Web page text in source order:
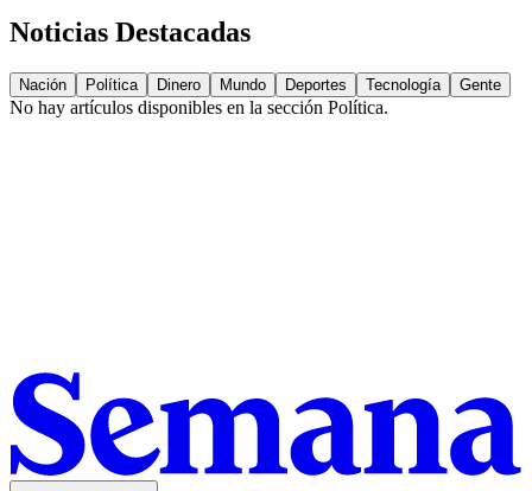
Noticias Destacadas
Nación Política Dinero Mundo Deportes Tecnología Gente
No hay artículos disponibles en la sección Política.